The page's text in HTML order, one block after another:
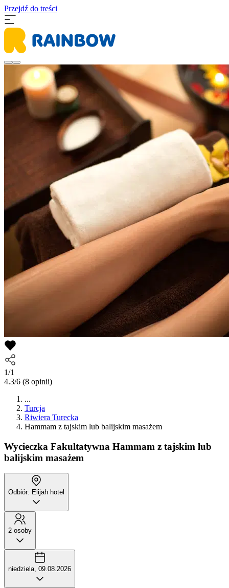
Przejdź do treści
1/1
4.3/6 (8 opinii)
...
Turcja
Riwiera Turecka
Hammam z tajskim lub balijskim masażem
Wycieczka Fakultatywna Hammam z tajskim lub
balijskim masażem
Odbiór: Elijah hotel
2 osoby
niedziela, 09.08.2026